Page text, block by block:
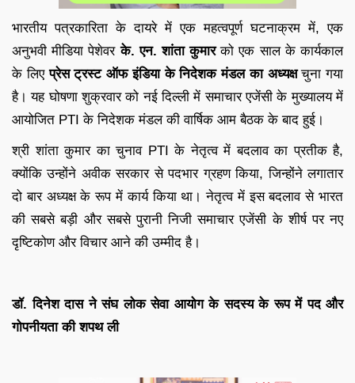
भारतीय पत्रकारिता के दायरे में एक महत्वपूर्ण घटनाक्रम में, एक
अनुभवी मीडिया पेशेवरके. एन. शांता कुमारको एक साल के कार्यकाल
के लिएप्रेस ट्रस्ट ऑफ इंडिया के निदेशक मंडल का अध्यक्षचुना गया
है। यह घोषणा शुक्रवार को नई दिल्ली में समाचार एजेंसी के मुख्यालय में
आयोजित PTI के निदेशक मंडल की वार्षिक आम बैठक के बाद हुई।
श्री शांता कुमार का चुनाव PTI के नेतृत्व में बदलाव का प्रतीक है,
क्योंकि उन्होंने अवीक सरकार से पदभार ग्रहण किया, जिन्होंने लगातार
दो बार अध्यक्ष के रूप में कार्य किया था। नेतृत्व में इस बदलाव से भारत
की सबसे बड़ी और सबसे पुरानी निजी समाचार एजेंसी के शीर्ष पर नए
दृष्टिकोण और विचार आने की उम्मीद है।
डॉ. दिनेश दास ने संघ लोक सेवा आयोग के सदस्य के रूप में पद और
गोपनीयता की शपथ ली